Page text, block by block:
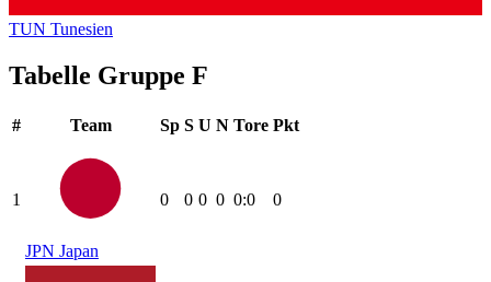
TUN Tunesien
Tabelle Gruppe F
# Team Sp S U N Tore Pkt
1
JPN Japan
0 0 0 0 0:0 0